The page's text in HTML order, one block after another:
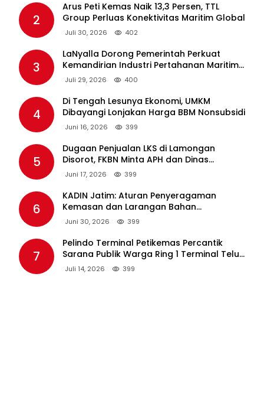
2
Arus Peti Kemas Naik 13,3 Persen, TTL
Group Perluas Konektivitas Maritim Global
Juli 30, 2026 402
3
LaNyalla Dorong Pemerintah Perkuat
Kemandirian Industri Pertahanan Maritim
Lewat PT PAL
Juli 29, 2026 400
4
Di Tengah Lesunya Ekonomi, UMKM
Dibayangi Lonjakan Harga BBM Nonsubsidi
Juni 16, 2026 399
5
Dugaan Penjualan LKS di Lamongan
Disorot, FKBN Minta APH dan Dinas
Pendidikan Bertindak Tegas.
Juni 17, 2026 399
6
KADIN Jatim: Aturan Penyeragaman
Kemasan dan Larangan Bahan
Tambahan Berpotensi Ganggu Industri
Juni 30, 2026 399
7
Pelindo Terminal Petikemas Percantik
Sarana Publik Warga Ring 1 Terminal Teluk
Lamong Lewat Program TJSL
Juli 14, 2026 399